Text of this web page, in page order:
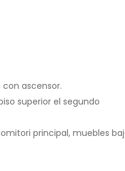
ascensor.
superior el segundo
principal, muebles